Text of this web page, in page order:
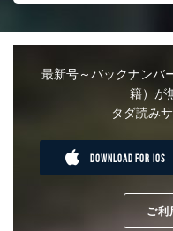
最新号～バックナンバ
籍）が
タダ読み
DOWNLOAD FOR IOS
ご利